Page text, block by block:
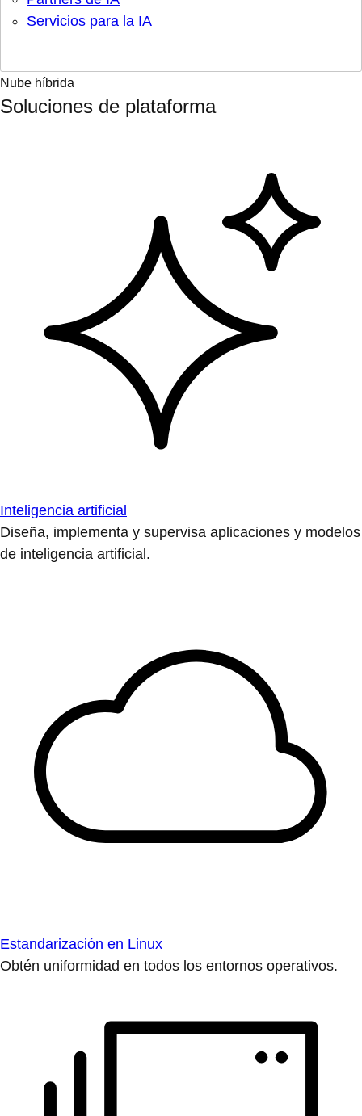
Servicios para la IA
Nube híbrida
Soluciones de plataforma
Inteligencia artificial
Diseña, implementa y supervisa aplicaciones y modelos
de inteligencia artificial.
Estandarización en Linux
Obtén uniformidad en todos los entornos operativos.